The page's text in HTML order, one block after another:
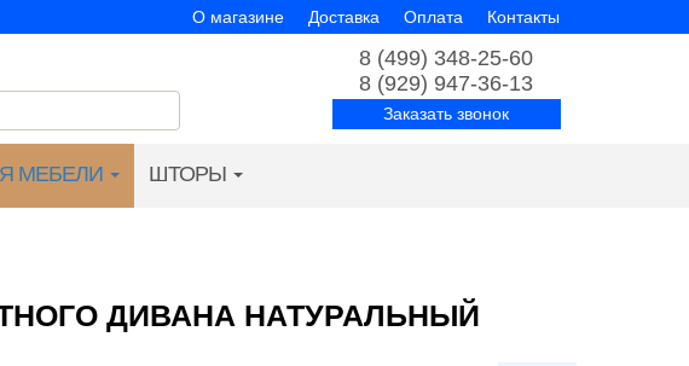
О магазине Доставка Оплата Контакты
8 (499) 348-25-60
8 (929) 947-36-13
Заказать звонок
МЕБЕЛИ ШТОРЫ
ДИВАНА НАТУРАЛЬНЫЙ